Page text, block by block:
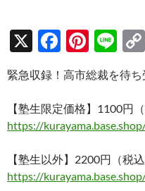
X
F
ac
e
b
o
o
k
Pi
nt
er
es
t
Li
n
e
緊急収録！高市総裁を待
【塾生限定価格】1100円（
https://
【塾生以外】2200円（税込
https://